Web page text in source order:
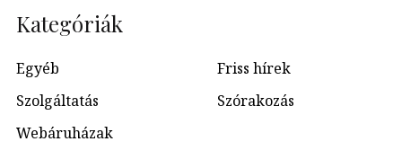
Kategóriák
Egyéb
Friss hírek
Szolgáltatás
Szórakozás
Webáruházak